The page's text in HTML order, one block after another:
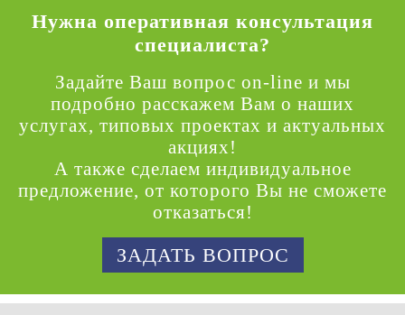
Нужна оперативная консультация
специалиста?
Задайте Ваш вопрос on-line и мы
подробно расскажем Вам о наших
услугах, типовых проектах и актуальных
акциях!
А также сделаем индивидуальное
предложение, от которого Вы не сможете
отказаться!
ЗАДАТЬ ВОПРОС